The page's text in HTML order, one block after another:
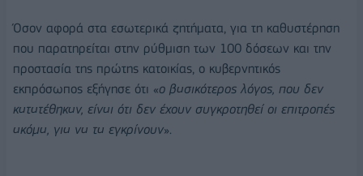
Όσον αφορά στα εσωτερικά ζητήματα, για τη καθυστέρηση
που παρατηρείται στην ρύθμιση των 100 δόσεων και την
προστασία της πρώτης κατοικίας, ο κυβερνητικός
εκπρόσωπος εξήγησε ότι «ο βασικότερος λόγος, που δεν
κατατέθηκαν, είναι ότι δεν έχουν συγκροτηθεί οι επιτροπές
ακόμα, για να τα εγκρίνουν».